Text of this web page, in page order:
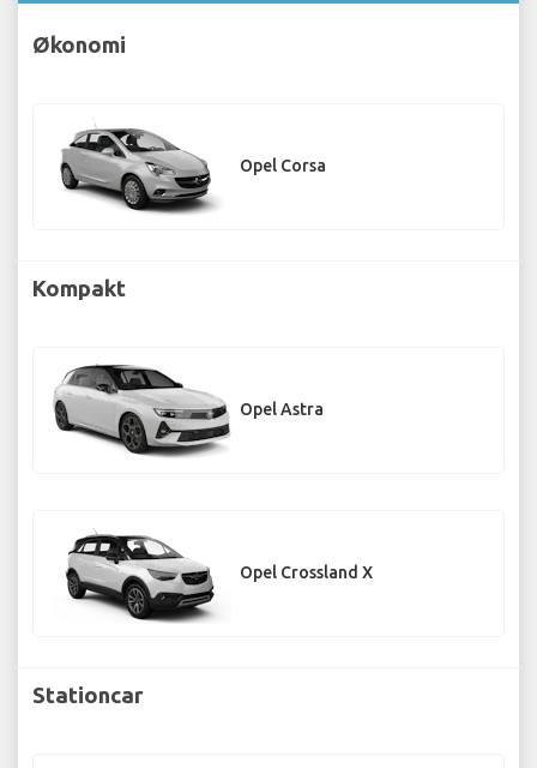
Økonomi
Opel Corsa
Kompakt
Opel Astra
Opel Crossland X
Stationcar